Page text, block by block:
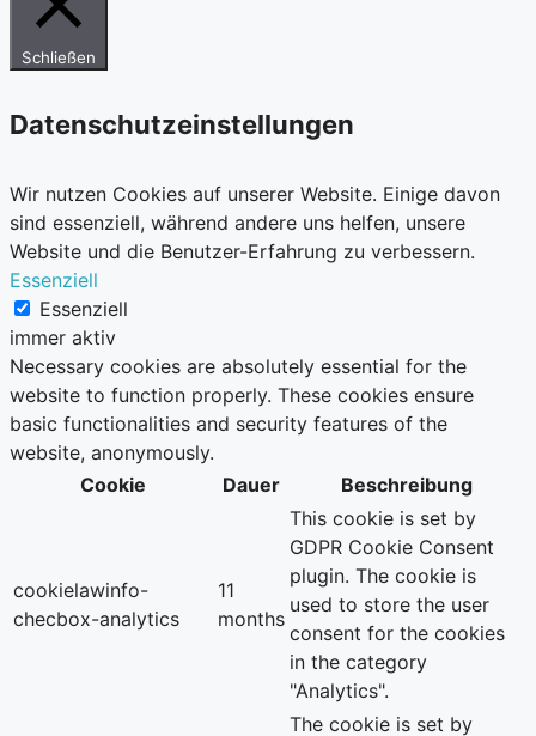
Schließen
Datenschutzeinstellungen
Wir nutzen Cookies auf unserer Website. Einige davon
sind essenziell, während andere uns helfen, unsere
Website und die Benutzer-Erfahrung zu verbessern.
Essenziell
Essenziell
immer aktiv
Necessary cookies are absolutely essential for the
website to function properly. These cookies ensure
basic functionalities and security features of the
website, anonymously.
Cookie
Dauer Beschreibung
cookielawinfo-
checbox-analytics
11
months
This cookie is set by
GDPR Cookie Consent
plugin. The cookie is
used to store the user
consent for the cookies
in the category
"Analytics".
The cookie is set by